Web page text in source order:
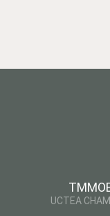
UCTEA